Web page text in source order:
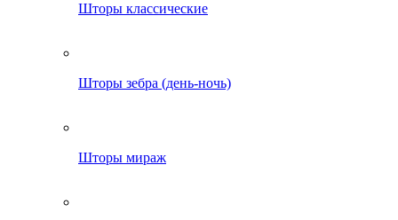
Шторы классические
Шторы зебра (день-ночь)
Шторы мираж